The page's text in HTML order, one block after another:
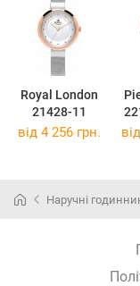
Royal London
21428-11
від 4 256 грн.
Наручні